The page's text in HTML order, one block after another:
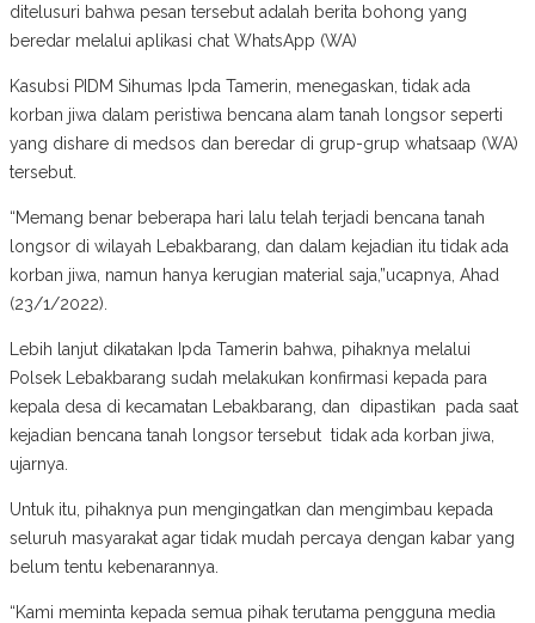
ditelusuri bahwa pesan tersebut adalah berita bohong yang
beredar melalui aplikasi chat WhatsApp (WA)
Kasubsi PIDM Sihumas Ipda Tamerin, menegaskan, tidak ada
korban jiwa dalam peristiwa bencana alam tanah longsor seperti
yang dishare di medsos dan beredar di grup-grup whatsaap (WA)
tersebut.
“Memang benar beberapa hari lalu telah terjadi bencana tanah
longsor di wilayah Lebakbarang, dan dalam kejadian itu tidak ada
korban jiwa, namun hanya kerugian material saja,”ucapnya, Ahad
(23/1/2022).
Lebih lanjut dikatakan Ipda Tamerin bahwa, pihaknya melalui
Polsek Lebakbarang sudah melakukan konfirmasi kepada para
kepala desa di kecamatan Lebakbarang, dan dipastikan pada saat
kejadian bencana tanah longsor tersebut tidak ada korban jiwa,
ujarnya.
Untuk itu, pihaknya pun mengingatkan dan mengimbau kepada
seluruh masyarakat agar tidak mudah percaya dengan kabar yang
belum tentu kebenarannya.
“Kami meminta kepada semua pihak terutama pengguna media